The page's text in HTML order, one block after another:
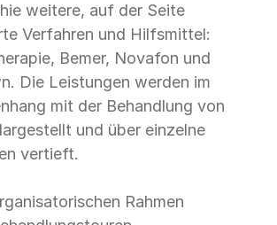
weitere, auf der Seite
Verfahren und Hilfsmittel:
Bemer, Novafon und
Die Leistungen werden im
mit der Behandlung von
und über einzelne
vertieft.
Rahmen